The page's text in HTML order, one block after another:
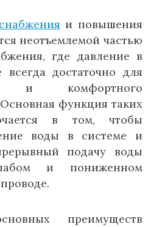
и повышения
неотъемлемой частью
где давление в
всегда достаточно для
и комфортного
функция таких
в том, чтобы
воды в системе и
подачу воды
и пониженном
преимуществ